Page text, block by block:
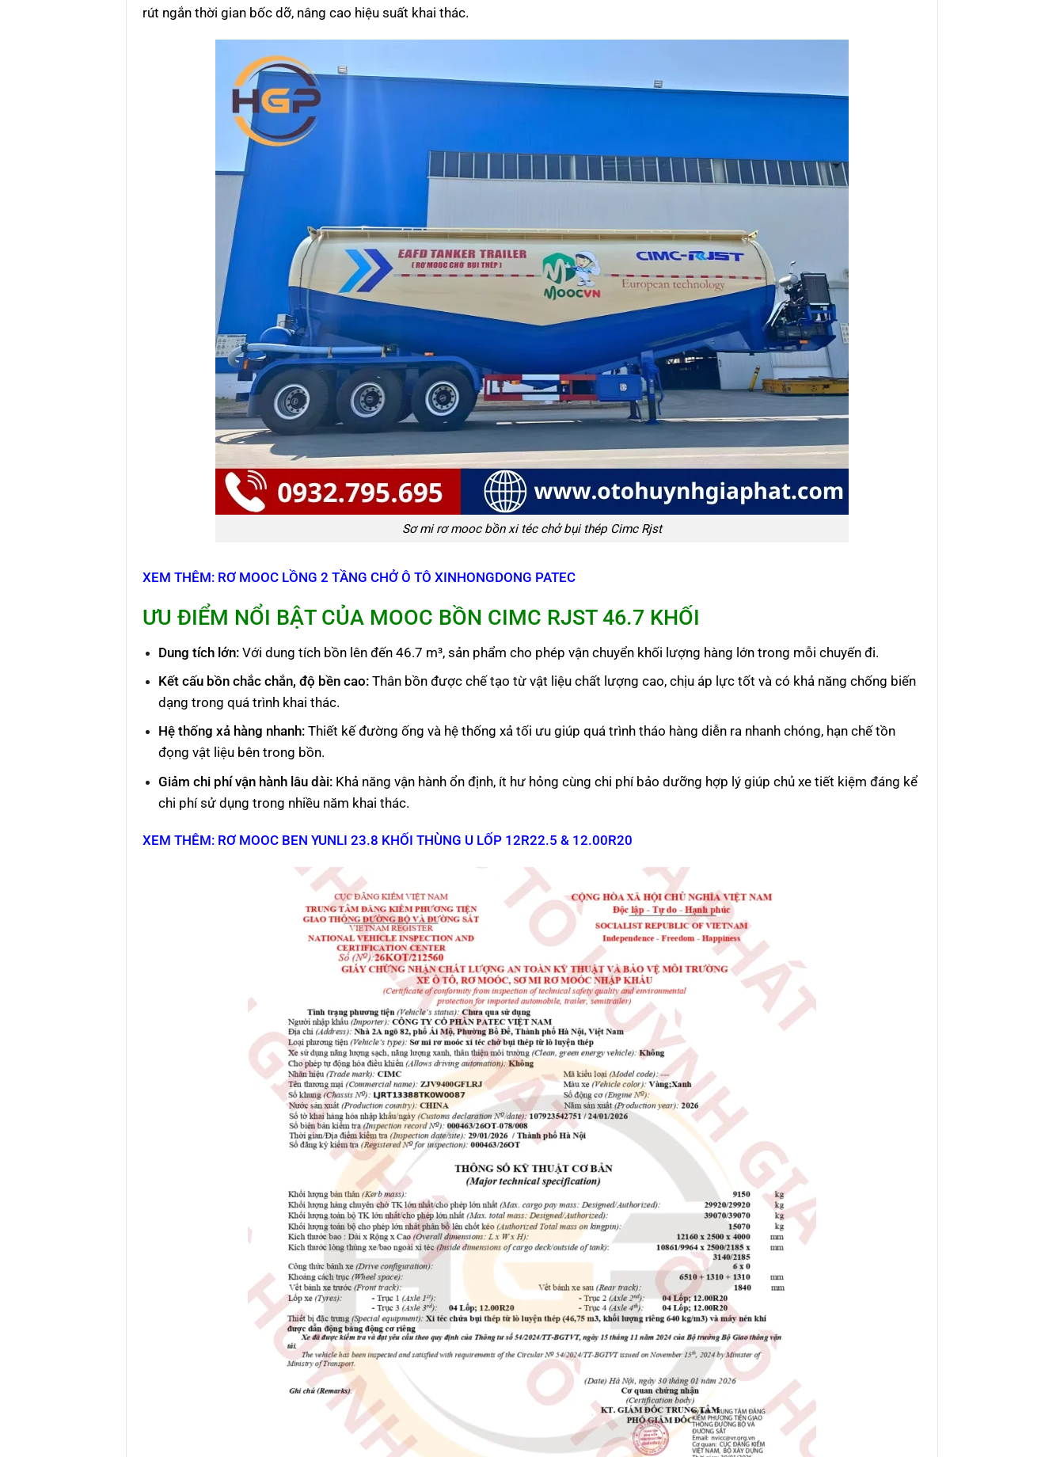
rút ngắn thời gian bốc dỡ, nâng cao hiệu suất khai thác.
Sơ mi rơ mooc bồn xi téc chở bụi thép Cimc Rjst
XEM THÊM: RƠ MOOC LỒNG 2 TẦNG CHỞ Ô TÔ XINHONGDONG PATEC
ƯU ĐIỂM NỔI BẬT CỦA MOOC BỒN CIMC RJST 46.7 KHỐI
Dung tích lớn:Với dung tích bồn lên đến 46.7 m³, sản phẩm cho phép vận chuyển khối lượng hàng lớn trong mỗi chuyến đi.
Kết cấu bồn chắc chắn, độ bền cao:Thân bồn được chế tạo từ vật liệu chất lượng cao, chịu áp lực tốt và có khả năng chống biến
dạng trong quá trình khai thác.
Hệ thống xả hàng nhanh:Thiết kế đường ống và hệ thống xả tối ưu giúp quá trình tháo hàng diễn ra nhanh chóng, hạn chế tồn
đọng vật liệu bên trong bồn.
Giảm chi phí vận hành lâu dài: Khả năng vận hành ổn định, ít hư hỏng cùng chi phí bảo dưỡng hợp lý giúp chủ xe tiết kiệm đáng kể
chi phí sử dụng trong nhiều năm khai thác.
XEM THÊM: RƠ MOOC BEN YUNLI 23.8 KHỐI THÙNG U LỐP 12R22.5 & 12.00R20